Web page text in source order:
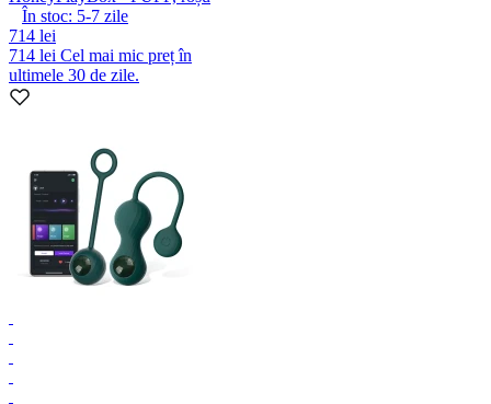
În stoc: 5-7 zile
714 lei
714 lei Cel mai mic preț în
ultimele 30 de zile.